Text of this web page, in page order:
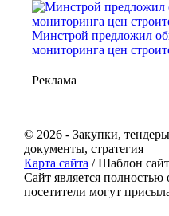
Минстрой предложил
мониторинга цен
Реклама
© 2026 - Закупки,
документы, стратегия
Карта сайта / Шаблон
Сайт является
посетители могут